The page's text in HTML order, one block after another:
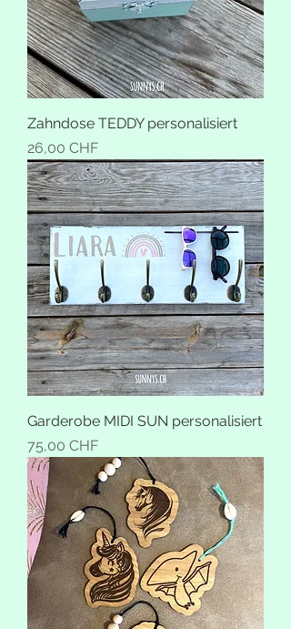
Zahndose TEDDY personalisiert
Preis
26,00 CHF
Garderobe MIDI SUN personalisiert
Preis
75,00 CHF